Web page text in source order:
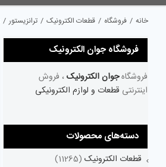
خانه / فروشگاه / قطعات الکترونیک / ترانزیستور /
فروشگاه جوان الکترونیک
فروشگاهجوان الکترونیک ، فروش
اینترنتی قطعات و لوازم الکترونیکی
دسته‌های محصولات
قطعات الکترونیک (11265)